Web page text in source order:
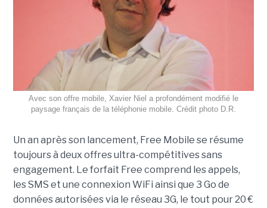
Avec son offre mobile, Xavier Niel a profondément modifié le
paysage français de la téléphonie mobile. Crédit photo D.R.
Un an après son lancement, Free Mobile se résume
toujours à deux offres ultra-compétitives sans
engagement. Le forfait Free comprend les appels,
les SMS et une connexion WiFi ainsi que 3 Go de
données autorisées via le réseau 3G, le tout pour 20 €